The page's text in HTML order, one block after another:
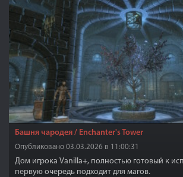
Башня чародея / Enchanter's Tower
Опубликовано 03.03.2026 в 11:00:31
Дом игрока Vanilla+, полностью готовый к
первую очередь подходит для магов.